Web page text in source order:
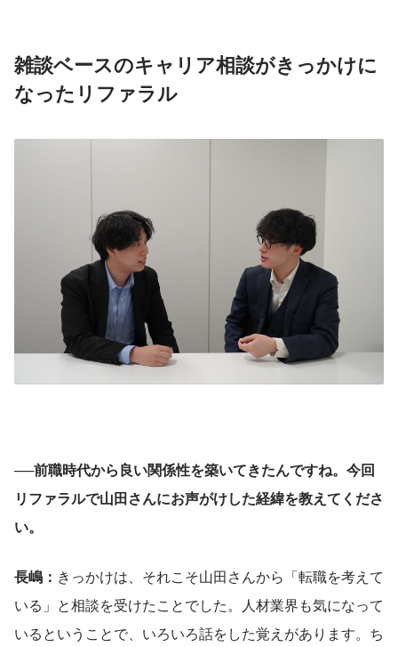
雑談ベースのキャリア相談がきっかけに
なったリファラル
──前職時代から良い関係性を築いてきたんですね。今回
リファラルで山田さんにお声がけした経緯を教えてくださ
い。
長嶋： きっかけは、それこそ山田さんから「転職を考えて
いる」と相談を受けたことでした。人材業界も気になって
いるということで、いろいろ話をした覚えがあります。ち